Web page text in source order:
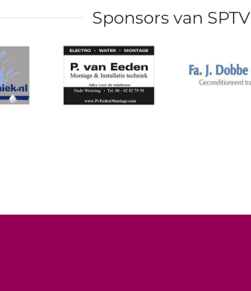
Sponsors van SPTV